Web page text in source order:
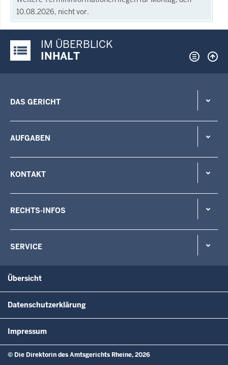
10.08.2026, nicht vor.
Justiz-Portal im Überblick:
IM ÜBERBLICK
INHALT
DAS GERICHT
AUFGABEN
KONTAKT
RECHTS-INFOS
SERVICE
Übersicht
Datenschutzerklärung
Impressum
© Die Direktorin des Amtsgerichts Rheine, 2026